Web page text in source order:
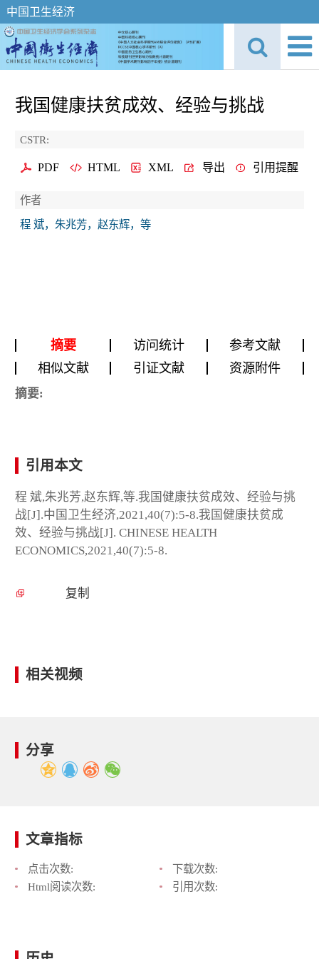
中国卫生经济
我国健康扶贫成效、经验与挑战
CSTR:
PDF HTML XML 导出 引用提醒
作者
程 斌，朱兆芳，赵东辉，等
摘要 访问统计
参考文献
相似文献
引证文献 资源附件
摘要:
引用本文
程 斌,朱兆芳,赵东辉,等.我国健康扶贫成效、经验与挑
战[J].中国卫生经济,2021,40(7):5-8.我国健康扶贫成
效、经验与挑战[J]. CHINESE HEALTH
ECONOMICS,2021,40(7):5-8.
复制
相关视频
分享
文章指标
点击次数:
下载次数:
Html阅读次数:
引用次数: